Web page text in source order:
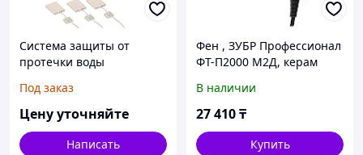
Система защиты от
протечки воды
Под заказ
Цену уточняйте
Написать
Фен , ЗУБР Профессионал
ФТ-П2000 М2Д, керам
память темп-ры, цену
уточняйте
В наличии
27 410₸
Купить